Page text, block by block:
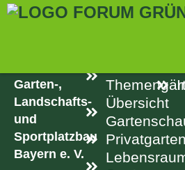
SPRINGEN
Garten-,
Landschafts-
und
Sportplatzbau
Bayern e. V.
Übersicht
Privatgarten